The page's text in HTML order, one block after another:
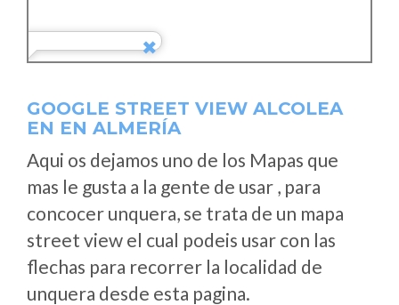
GOOGLE STREET VIEW ALCOLEA
EN EN ALMERÍA
Aqui os dejamos uno de los Mapas que
mas le gusta a la gente de usar , para
concocer unquera, se trata de un mapa
street view el cual podeis usar con las
flechas para recorrer la localidad de
unquera desde esta pagina.